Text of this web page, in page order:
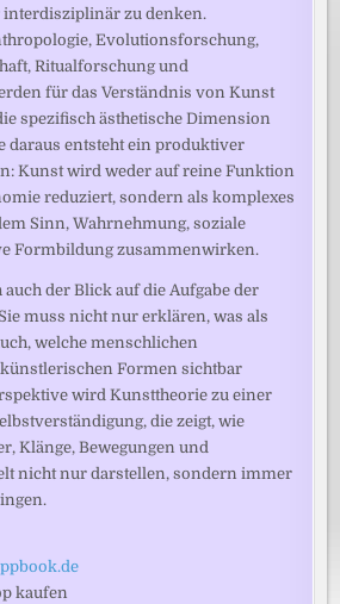
zu denken.
Evolutionsforschung,
Ritualforschung und
für das Verständnis von Kunst
spezifisch ästhetische Dimension
daraus entsteht ein produktiver
Kunst wird weder auf reine Funktion
reduziert, sondern als komplexes
Sinn, Wahrnehmung, soziale
Formbildung zusammenwirken.
der Blick auf die Aufgabe der
muss nicht nur erklären, was als
welche menschlichen
Formen sichtbar
wird Kunsttheorie zu einer
die zeigt, wie
Klänge, Bewegungen und
nicht nur darstellen, sondern immer
kaufen